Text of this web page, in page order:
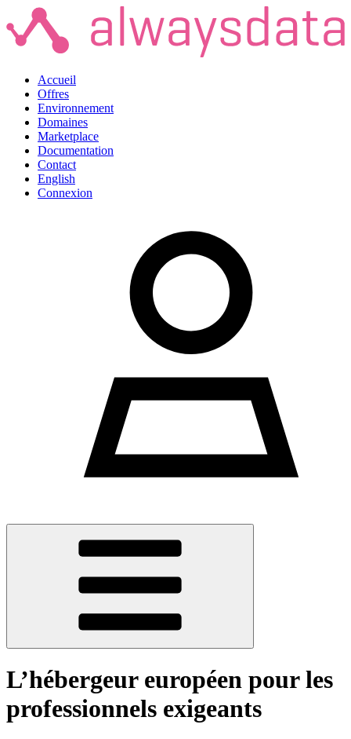
Accueil
Offres
Environnement
Domaines
Marketplace
Documentation
Contact
English
Connexion
L’hébergeur européen pour les
professionnels exigeants